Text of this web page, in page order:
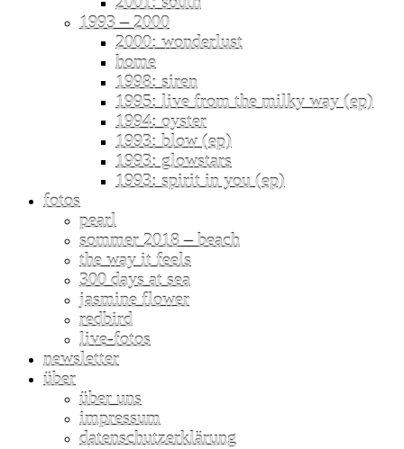
1993 – 2000
2000: wonderlust
home
1998: siren
1995: live from the milky way (ep)
1994: oyster
1993: blow (ep)
1993: glowstars
1993: spirit in you (ep)
fotos
pearl
sommer 2018 – beach
the way it feels
300 days at sea
jasmine flower
redbird
live-fotos
newsletter
über
über uns
impressum
datenschutzerklärung